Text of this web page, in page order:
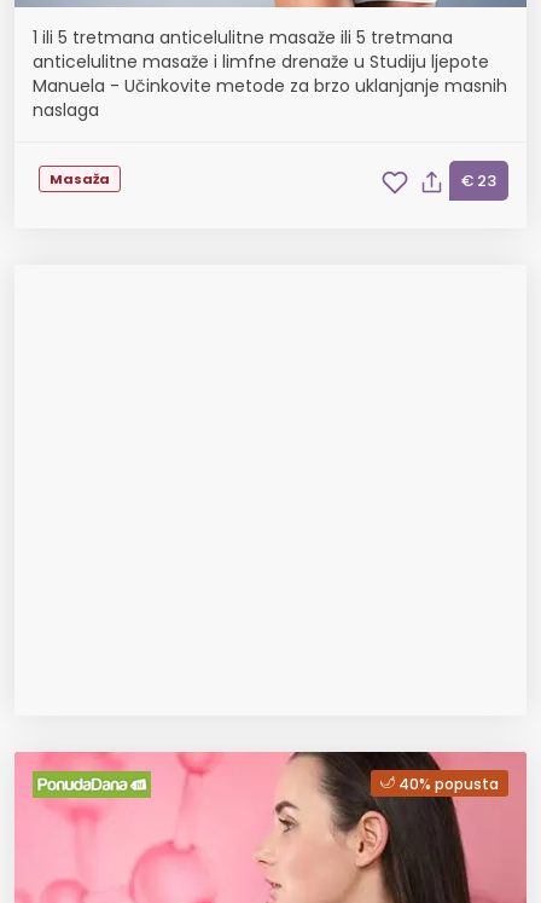
1 ili 5 tretmana anticelulitne masaže ili 5 tretmana
anticelulitne masaže i limfne drenaže u Studiju ljepote
Manuela - Učinkovite metode za brzo uklanjanje masnih
naslaga
Masaža € 23
40% popusta